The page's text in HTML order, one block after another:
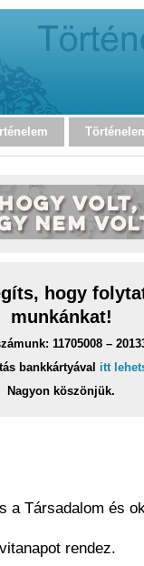
hogy
munkánkat!
11705008 –
bankkártyával itt
Nagyon köszönjük.
a Társadalom és
rendez.